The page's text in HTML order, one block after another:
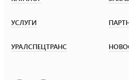
УСЛУГИ
УРАЛСПЕЦТРАНС